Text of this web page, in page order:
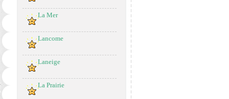
La Mer
Lancome
Laneige
La Prairie